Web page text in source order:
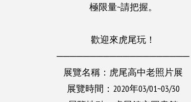
極限量~請把握。
歡迎來虎尾玩！
────────────────────
展覽名稱：虎尾高中老照片展
展覽時間：2020年03/01~03/30